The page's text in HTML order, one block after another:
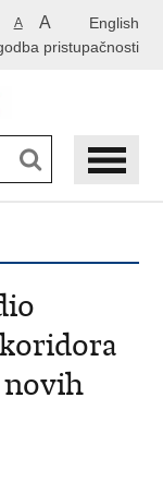
English
A A
pristupačnosti
novih